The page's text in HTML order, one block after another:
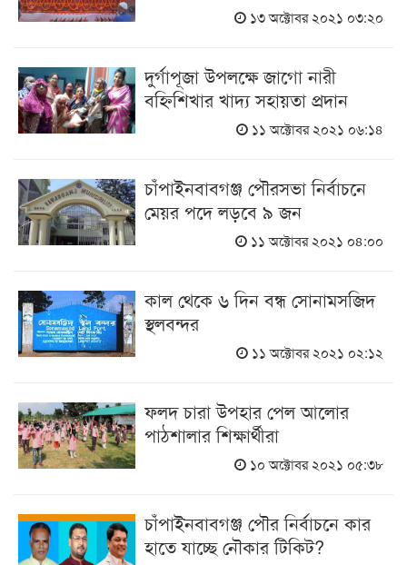
১৩ অক্টোবর ২০২১ ০৩:২০
দুর্গাপূজা উপলক্ষে জাগো নারী
বহ্নিশিখার খাদ্য সহায়তা প্রদান
১১ অক্টোবর ২০২১ ০৬:১৪
চাঁপাইনবাবগঞ্জ পৌরসভা নির্বাচনে
মেয়র পদে লড়বে ৯ জন
১১ অক্টোবর ২০২১ ০৪:০০
কাল থেকে ৬ দিন বন্ধ সোনামসজিদ
স্থলবন্দর
১১ অক্টোবর ২০২১ ০২:১২
ফলদ চারা উপহার পেল আলোর
পাঠশালার শিক্ষার্থীরা
১০ অক্টোবর ২০২১ ০৫:৩৮
চাঁপাইনবাবগঞ্জ পৌর নির্বাচনে কার
হাতে যাচ্ছে নৌকার টিকিট?